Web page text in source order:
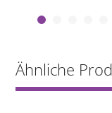
Ähnliche